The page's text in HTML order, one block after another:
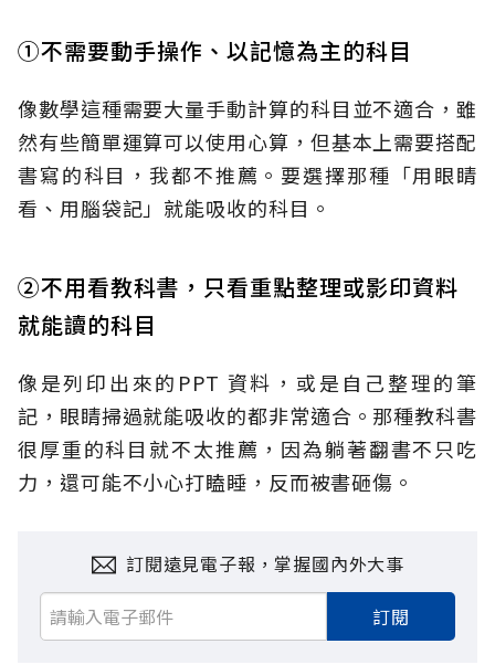
①不需要動手操作、以記憶為主的科目
像數學這種需要大量手動計算的科目並不適合，雖
然有些簡單運算可以使用心算，但基本上需要搭配
書寫的科目，我都不推薦。要選擇那種「用眼睛
看、用腦袋記」就能吸收的科目。
②不用看教科書，只看重點整理或影印資料
就能讀的科目
像是列印出來的PPT 資料，或是自己整理的筆
記，眼睛掃過就能吸收的都非常適合。那種教科書
很厚重的科目就不太推薦，因為躺著翻書不只吃
力，還可能不小心打瞌睡，反而被書砸傷。
訂閱遠見電子報，掌握國內外大事
訂閱